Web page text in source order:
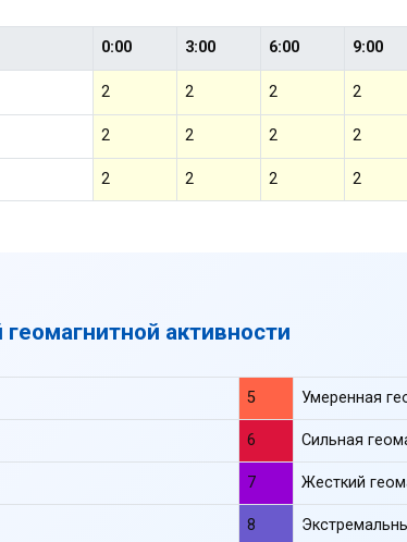
0:00 3:00 6:00 9:00
2 2 2 2
2 2 2 2
2 2 2 2
активности
5 Умеренная
6 Сильная
7 Жесткий
8